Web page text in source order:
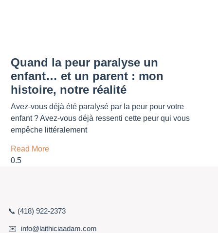
Quand la peur paralyse un
enfant… et un parent : mon
histoire, notre réalité
Avez-vous déjà été paralysé par la peur pour votre
enfant ? Avez-vous déjà ressenti cette peur qui vous
empêche littéralement
Read More
📞 (418) 922-2373
✉️ info@laithiciaadam.com